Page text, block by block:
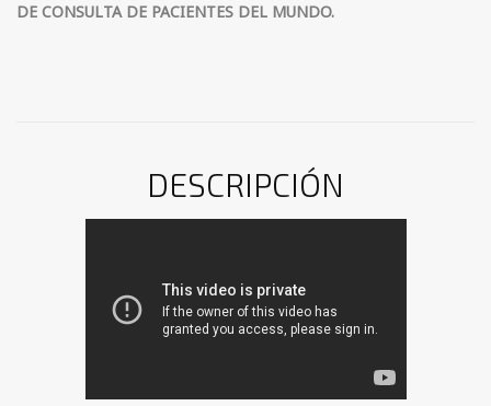
DE CONSULTA DE PACIENTES DEL MUNDO.
DESCRIPCIÓN